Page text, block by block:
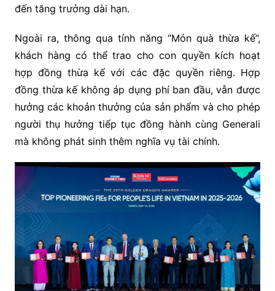
đến tăng trưởng dài hạn.
Ngoài ra, thông qua tính năng “Món quà thừa kế”,
khách hàng có thể trao cho con quyền kích hoạt
hợp đồng thừa kế với các đặc quyền riêng. Hợp
đồng thừa kế không áp dụng phí ban đầu, vẫn được
hưởng các khoản thưởng của sản phẩm và cho phép
người thụ hưởng tiếp tục đồng hành cùng Generali
mà không phát sinh thêm nghĩa vụ tài chính.